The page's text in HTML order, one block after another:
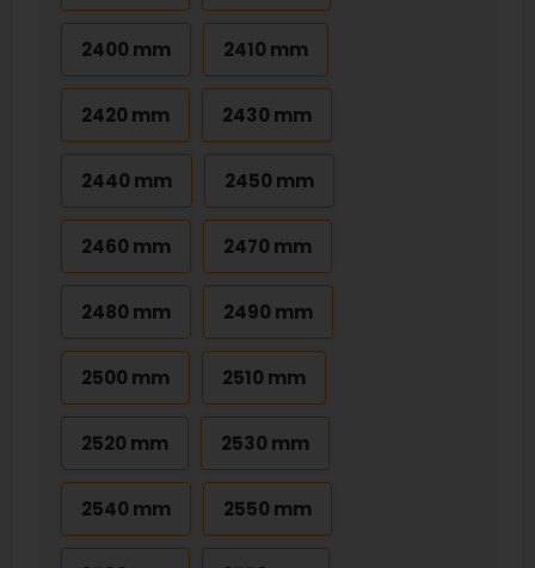
2400 mm 2410 mm
2420 mm 2430 mm
2440 mm 2450 mm
2460 mm 2470 mm
2480 mm 2490 mm
2500 mm 2510 mm
2520 mm 2530 mm
2540 mm 2550 mm